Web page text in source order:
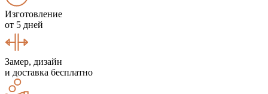
Изготовление
от 5 дней
Замер, дизайн
и доставка бесплатно